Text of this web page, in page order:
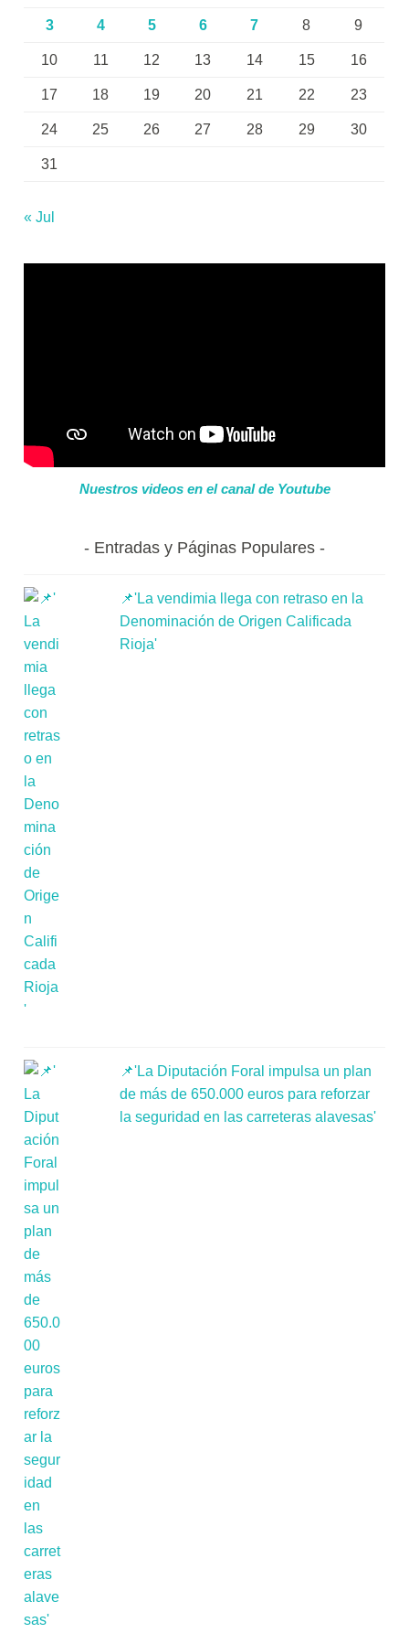
3 4 5 6 7 8 9
10 11 12 13 14 15 16
17 18 19 20 21 22 23
24 25 26 27 28 29 30
31
« Jul
Nuestros videos en el canal de Youtube
Entradas y Páginas Populares
📌'La vendimia llega con retraso en la
Denominación de Origen Calificada
Rioja'
📌'La Diputación Foral impulsa un plan
de más de 650.000 euros para reforzar
la seguridad en las carreteras alavesas'